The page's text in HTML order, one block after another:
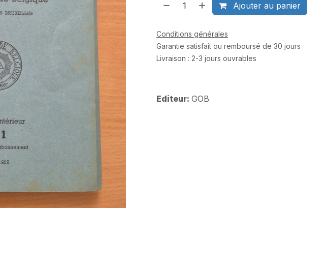
Ajouter au panier
Conditions générales
Garantie satisfait ou remboursé de 30 jours
Livraison : 2-3 jours ouvrables
Editeur: GOB